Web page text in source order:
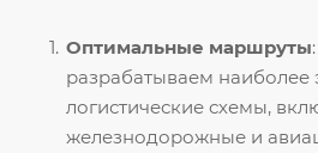
Оптимальные маршруты
разрабатываем
логистические схемы,
железнодорожные и